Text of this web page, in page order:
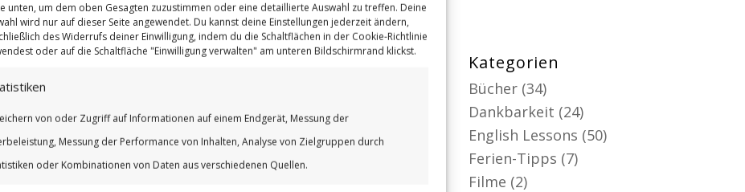
unten, um dem oben Gesagten zuzustimmen oder eine detaillierte Auswahl zu treffen. Deine
wird nur auf dieser Seite angewendet. Du kannst deine Einstellungen jederzeit ändern,
des Widerrufs deiner Einwilligung, indem du die Schaltflächen in der Cookie-Richtlinie
oder auf die Schaltfläche "Einwilligung verwalten" am unteren Bildschirmrand klickst.
von oder Zugriff auf Informationen auf einem Endgerät, Messung der
Messung der Performance von Inhalten, Analyse von Zielgruppen durch
oder Kombinationen von Daten aus verschiedenen Quellen.
Kategorien
Bücher (34)
Dankbarkeit (24)
English Lessons (50)
Ferien-Tipps (7)
Filme (2)